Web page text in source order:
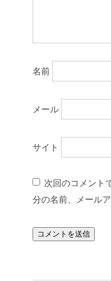
名前
メール
サイト
次回のコメント
分の名前、メール